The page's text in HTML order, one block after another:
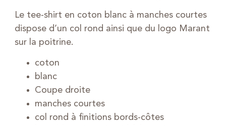
Le tee-shirt en coton blanc à manches courtes
dispose d’un col rond ainsi que du logo Marant
sur la poitrine.
coton
blanc
Coupe droite
manches courtes
col rond à finitions bords-côtes